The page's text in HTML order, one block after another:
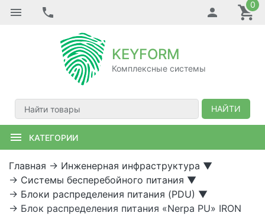
0
KEYFORM
Комплексные системы
НАЙТИ
КАТЕГОРИИ
Главная → Инженерная инфраструктура ▼
→ Системы бесперебойного питания ▼
→ Блоки распределения питания (PDU) ▼
→ Блок распределения питания «Nerpa PU» IRON